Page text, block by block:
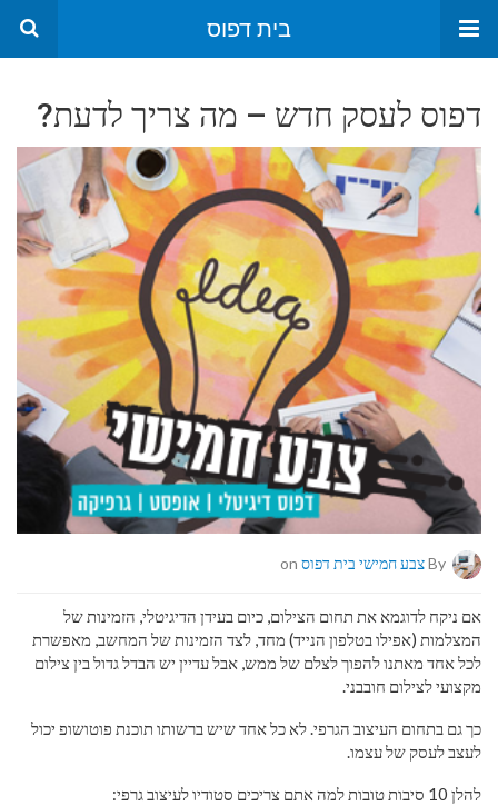
בית דפוס
דפוס לעסק חדש – מה צריך לדעת?
Byצבע חמישי בית דפוס
אם ניקח לדוגמא את תחום הצילום, כיום בעידן הדיגיטלי, הזמינות של
המצלמות (אפילו בטלפון הנייד) מחד, לצד הזמינות של המחשב, מאפשרת
לכל אחד מאתנו להפוך לצלם של ממש, אבל עדיין יש הבדל גדול בין צילום
מקצועי לצילום חובבני.
כך גם בתחום העיצוב הגרפי. לא כל אחד שיש ברשותו תוכנת פוטושופ יכול
לעצב לעסק של עצמו.
להלן 10 סיבות טובות למה אתם צריכים סטודיו לעיצוב גרפי: